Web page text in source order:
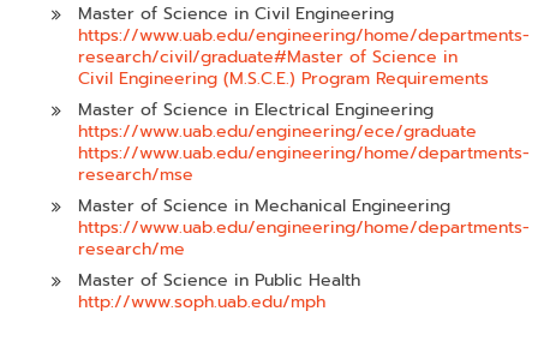
Master of Science in Civil Engineering
https://www.uab.edu/engineering/home/departments-
research/civil/graduate#Master of Science in
Civil Engineering (M.S.C.E.) Program Requirements
Master of Science in Electrical Engineering
https://www.uab.edu/engineering/ece/graduate
https://www.uab.edu/engineering/home/departments-
research/mse
Master of Science in Mechanical Engineering
https://www.uab.edu/engineering/home/departments-
research/me
Master of Science in Public Health
http://www.soph.uab.edu/mph